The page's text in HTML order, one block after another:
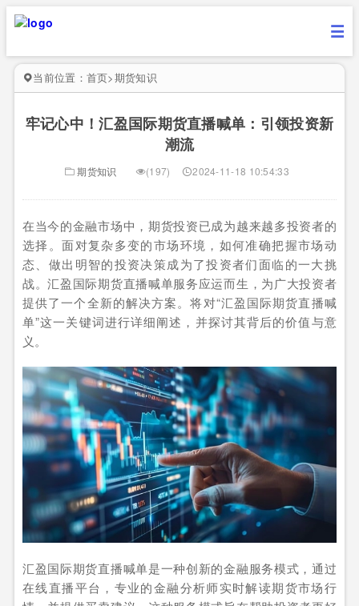
当前位置： 首页>期货知识
牢记心中！汇盈国际期货直播喊单：引领投资新
潮流
期货知识 (197) 2024-11-18 10:54:33
在当今的金融市场中，期货投资已成为越来越多投资者的
选择。面对复杂多变的市场环境，如何准确把握市场动
态、做出明智的投资决策成为了投资者们面临的一大挑
战。汇盈国际期货直播喊单服务应运而生，为广大投资者
提供了一个全新的解决方案。将对“汇盈国际期货直播喊
单”这一关键词进行详细阐述，并探讨其背后的价值与意
义。
汇盈国际期货直播喊单是一种创新的金融服务模式，通过
在线直播平台，专业的金融分析师实时解读期货市场行